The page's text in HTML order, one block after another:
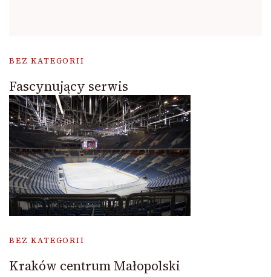
BEZ KATEGORII
Fascynujący serwis
BEZ KATEGORII
Kraków centrum Małopolski